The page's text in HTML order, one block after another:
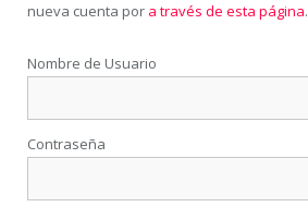
nueva cuenta por a través de esta página.
Nombre de Usuario
Contraseña